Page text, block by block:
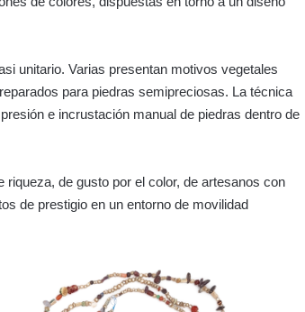
unitario. Varias presentan motivos vegetales
para piedras semipreciosas. La técnica
e incrustación manual de piedras dentro de
de gusto por el color, de artesanos con
de prestigio en un entorno de movilidad